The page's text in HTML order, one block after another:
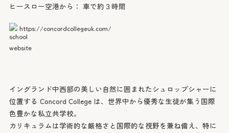
無料相談
Counselling
ヒースロー空港から： 車で約３時間
https://concordcollegeuk.com/
イングランド中西部の美しい自然に囲まれたシュロップシャーに
位置する Concord College は、世界中から優秀な生徒が集う国際
色豊かな私立共学校。
カリキュラムは学術的な厳格さと国際的な視野を兼ね備え、特に